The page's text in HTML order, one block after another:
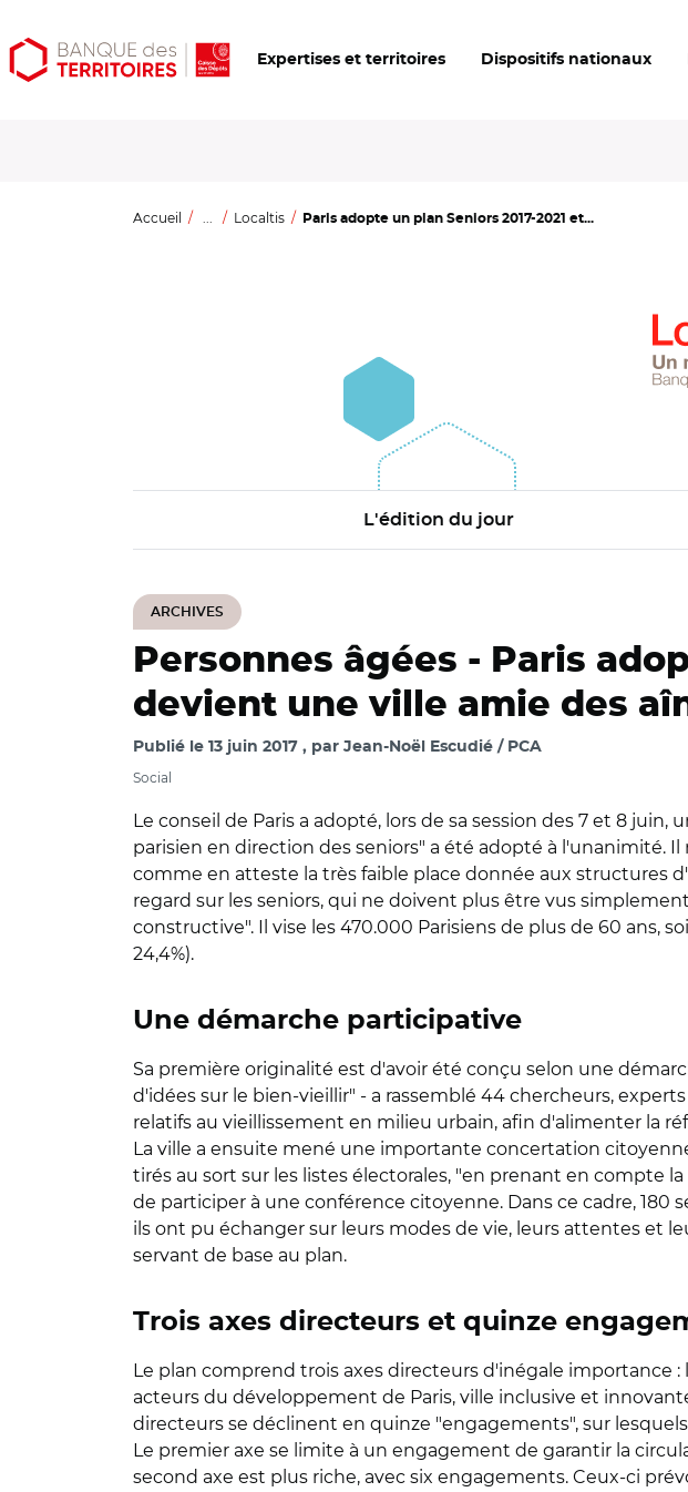
Aller
au
Aller
au
Ouvrir
les
Expertises et territoires Dispositifs nationaux
Accueil ... Localtis Paris adopte un plan Seniors 2017-2021 et...
L'édition du jour
ARCHIVES
Personnes âgées - Paris
devient une ville amie des
Publié le 13 juin 2017 par Jean-Noël Escudié / PCA
Social
Le conseil de Paris a adopté, lors de sa session des 7 et 8 juin,
parisien en direction des seniors" a été adopté à l'unanimité.
comme en atteste la très faible place donnée aux structures
regard sur les seniors, qui ne doivent plus être vus
constructive". Il vise les 470.000 Parisiens de plus de 60 ans,
24,4%).
Une démarche participative
Sa première originalité est d'avoir été conçu selon une
d'idées sur le bien-vieillir" - a rassemblé 44 chercheurs,
relatifs au vieillissement en milieu urbain, afin d'alimenter la
La ville a ensuite mené une importante concertation
tirés au sort sur les listes électorales, "en prenant en compte
de participer à une conférence citoyenne. Dans ce cadre, 180
ils ont pu échanger sur leurs modes de vie, leurs attentes et
servant de base au plan.
Trois axes directeurs et quinze
Le plan comprend trois axes directeurs d'inégale importance
acteurs du développement de Paris, ville inclusive et
directeurs se déclinent en quinze "engagements", sur
Le premier axe se limite à un engagement de garantir la
second axe est plus riche, avec six engagements. Ceux-ci